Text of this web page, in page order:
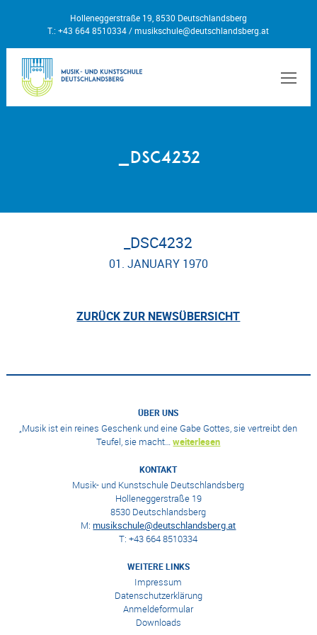
Holleneggerstraße 19, 8530 Deutschlandsberg
T.: +43 664 8510334 /musikschule@deutschlandsberg.at
_DSC4232
_DSC4232
01. JANUARY 1970
ZURÜCK ZUR NEWSÜBERSICHT
ÜBER UNS
„Musik ist ein reines Geschenk und eine Gabe Gottes, sie vertreibt den
Teufel, sie macht…weiterlesen
KONTAKT
Musik- und Kunstschule Deutschlandsberg
Holleneggerstraße 19
8530 Deutschlandsberg
M: musikschule@deutschlandsberg.at
T: +43 664 8510334
WEITERE LINKS
Impressum
Datenschutzerklärung
Anmeldeformular
Downloads